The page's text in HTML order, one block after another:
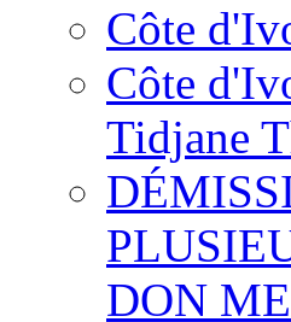
Côte
Côte
Tidjane
DON